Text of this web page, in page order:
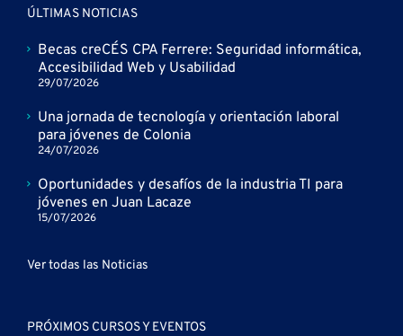
ÚLTIMAS NOTICIAS
Becas creCÉS CPA Ferrere: Seguridad informática,
Accesibilidad Web y Usabilidad
29/07/2026
Una jornada de tecnología y orientación laboral
para jóvenes de Colonia
24/07/2026
Oportunidades y desafíos de la industria TI para
jóvenes en Juan Lacaze
15/07/2026
Ver todas las Noticias
PRÓXIMOS CURSOS Y EVENTOS